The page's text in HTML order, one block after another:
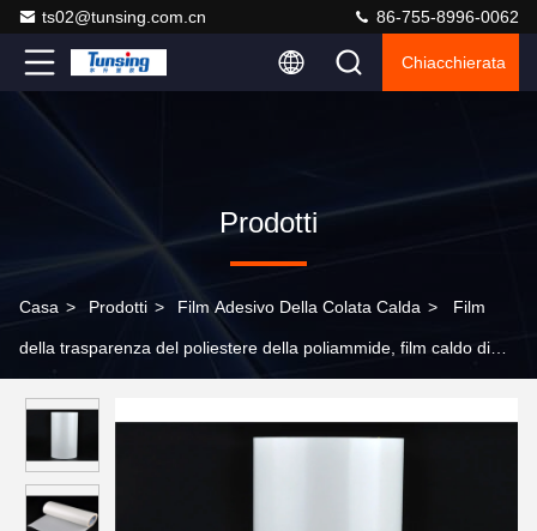
ts02@tunsing.com.cn 86-755-8996-0062
Chiacchierata
Prodotti
Casa > Prodotti > Film Adesivo Della Colata Calda > Film
della trasparenza del poliestere della poliammide, film caldo di